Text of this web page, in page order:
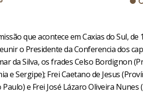
que acontece em Caxias do Sul,
o Presidente da Conferencia dos
da Silva, os frades Celso Bordignon
e Sergipe); Frei Caetano de Jesus
Paulo) e Frei José Lázaro Oliveira